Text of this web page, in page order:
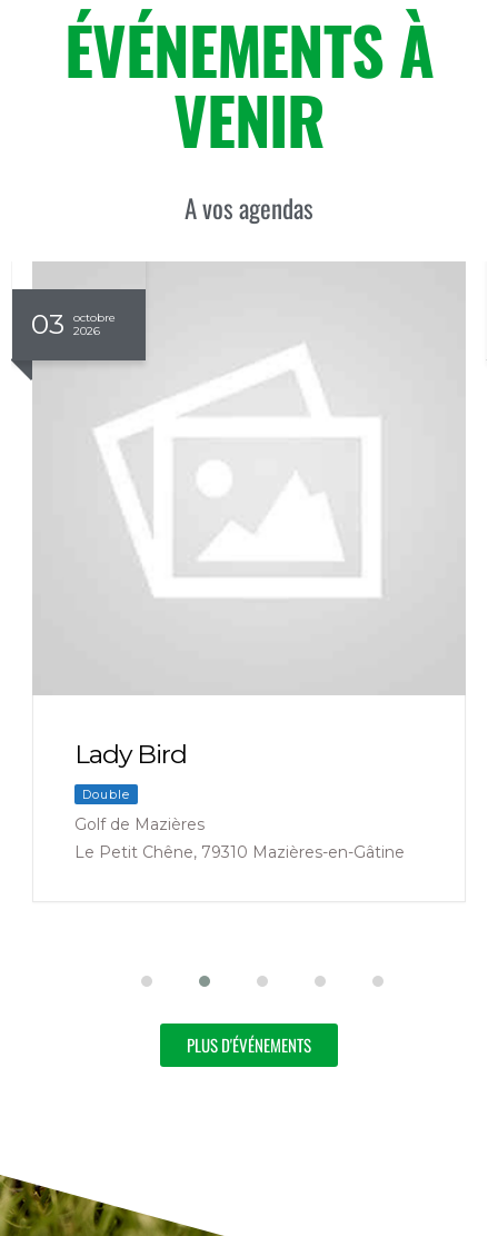
ÉVÉNEMENTS À
VENIR
A vos agendas
04
octobre
2026
Rencontre Interdépartementale
U12 (16 – 17 – 79 – 86)
Par équipe
A définir
PLUS D'ÉVÉNEMENTS